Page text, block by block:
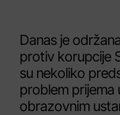
Danas je
protiv korupcije
su nekoliko
problem prijema
obrazovnim